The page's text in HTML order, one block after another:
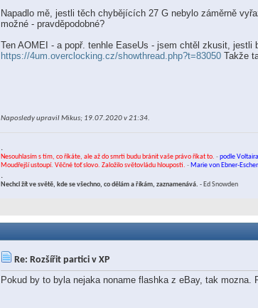
Napadlo mě, jestli těch chybějících 27 G nebylo záměrně
možné - pravděpodobné?
Ten AOMEI - a popř. tenhle EaseUs - jsem chtěl zkusit,
https://4um.overclocking.cz/showthread.php?t=83050 Takže
Naposledy upravil Mikus; 19.07.2020 v21:34.
.
Nesouhlasím s tím, co říkáte, ale až do smrti budu bránit vaše právo říkat to. -podle Voltaira
Moudřejší ustoupí. Věčné toť slovo. Založilo světovládu hlouposti. -Marie von Ebner-
.
Nechci žít ve světě, kde se všechno, co dělám a říkám, zaznamenává. - Ed Snowden
Re: Rozšířit partici v XP
Pokud by to byla nejaka noname flashka z eBay, tak